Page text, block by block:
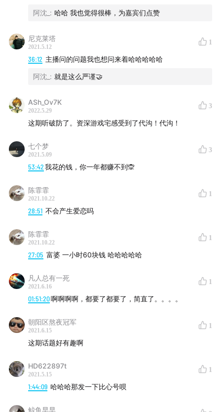
【附录】
跳单：陪玩去派单厅上麦试音介绍自己，等待老板选择
歌单：陪玩服务内容是唱歌的订单
拉闸：游戏里因为开挂导致号被封禁
CPDD（CP滴滴）：处cp，也代指网恋
【BGM】
《电音狂潮嘉年华（717空投节大厅音乐）》乔克楠
楠 / 和平精英
微博@不上不下_Betwixt
【收听方式】
Podcast、Pocket Casts找到我们，订阅收听【不上不
阿沈_ : 哈哈 我也觉得很棒，为嘉宾们点赞
尼克莱塔
2021.5.12
1
36:12 主播问的问题我也想问来着哈哈哈哈哈
阿沈_ : 就是这么严谨🤝
ASh_Ov7K
2022.5.29
3
这期听破防了。资深游戏宅感受到了代沟！代沟！
七个梦
2021.5.09
3
53:42我花的钱，你一年都赚不到🙊
陈霏霏
2021.10.22
1
28:51 不会产生爱恋吗
陈霏霏
2021.10.22
1
27:05 富婆 一小时60块钱 哈哈哈哈哈
凡人总有一死
2021.6.16
1
01:51:20啊啊啊啊，都要了都要了，简直了。。。。
朝阳区熬夜冠军
2021.6.15
1
这期话题好有趣啊
HD622897t
2021.5.15
1
1:44:09 哈哈哈那发一下比心号呗
鲸鱼早早